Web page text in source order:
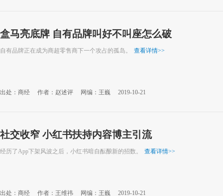
盒马亮底牌 自有品牌叫好不叫座怎么破
自有品牌正在成为商超零售商下一个攻占的孤岛。 查看详情>>
出处：商经 作者：赵述评 网编：王巍 2019-10-21
社交收窄 小红书扶持内容博主引流
经历了App下架风波之后，小红书暗自酝酿新的招数。 查看详情>>
出处：商经 作者：王维祎 网编：王巍 2019-10-21